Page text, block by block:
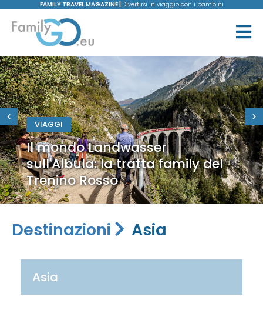
FAMILY TRAVEL MAGAZINE | Divertirsi in viaggio con i bambini
VIAGGI
Il mondo Landwasser
sull'Albula: la tratta family del
Trenino Rosso
Destinazioni Asia
Asia